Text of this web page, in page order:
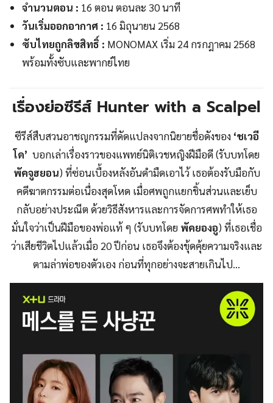
จำนวนตอน : 16 ตอน ตอนละ 30 นาที
วันเริ่มออกอากาศ : 16 มิถุนายน 2568
ซับไทยถูกลิขสิทธิ์ : MONOMAX เริ่ม 24 กรกฎาคม 2568
พร้อมทั้งซับและพากย์ไทย
เรื่องย่อซีรีส์ Hunter with a Scalpel
ซีรีส์สืบสวนอาชญกรรมที่ดัดแปลงจากนิยายชื่อดังของ ‘ชเวอี
โด’ บอกเล่าเรื่องราวของแพทย์นิติเวชหญิงฝีมือดี (รับบทโดย
พัคจูฮยอน) ที่ซ่อนเบื้องหลังอันดำมืดเอาไว้ เธอต้องรับมือกับ
คดีฆาตกรรมต่อเนื่องสุดโหด เมื่อศพถูกแยกชิ้นส่วนและเย็บ
กลับอย่างประณีต ด้วยวิธีสังหารและการจัดการศพทำให้เธอ
มั่นใจว่าเป็นฝีมือของพ่อแท้ ๆ (รับบทโดย พัคยองอู) ที่เธอเชื่อ
ว่าเสียชีวิตไปแล้วเมื่อ 20 ปีก่อน เธอจึงต้องขุ้ดคุ้ยความจริงและ
ตามล่าพ่อของตัวเอง ก่อนที่ทุกอย่างจะสายเกินไป…